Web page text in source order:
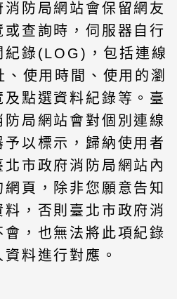
消防局網站會保留網友
或查詢時，伺服器自行
紀錄(LOG)，包括連線
使用時間、使用的瀏
及點選資料紀錄等。臺
防局網站會對個別連線
予以標示，歸納使用者
北市政府消防局網站內
網頁，除非您願意告知
料，否則臺北市政府消
會，也無法將此項紀錄
料進行對應。